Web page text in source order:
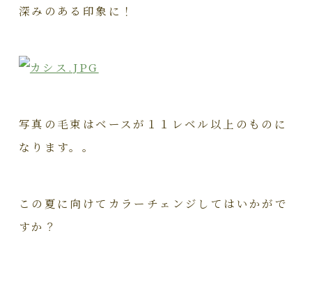
深みのある印象に！
写真の毛束はベースが１１レベル以上のものに
なります。。
この夏に向けてカラーチェンジしてはいかがで
すか？